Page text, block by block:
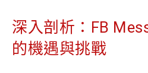
深入剖析：FB
的機遇與挑戰